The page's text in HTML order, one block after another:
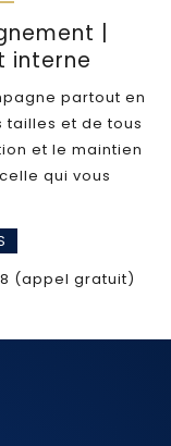
|
interne
partout en
tailles et de tous
et le maintien
qui vous
(appel gratuit)